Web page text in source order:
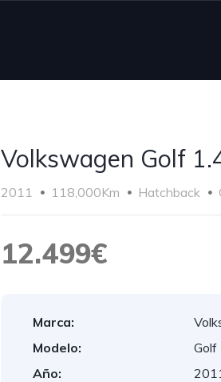
Volkswagen Golf
2011 118,000Km Hatchback
12.499€
Marca:
Modelo:
Golf
Año: